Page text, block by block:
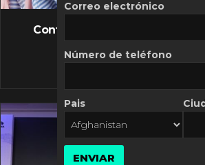
FLASH NEWS
Controversia de Mercado
10 MARZO, 2026
Correo electrónico
Número de teléfono
Pais
ENVIAR